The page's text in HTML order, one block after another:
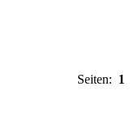
Seiten: 1